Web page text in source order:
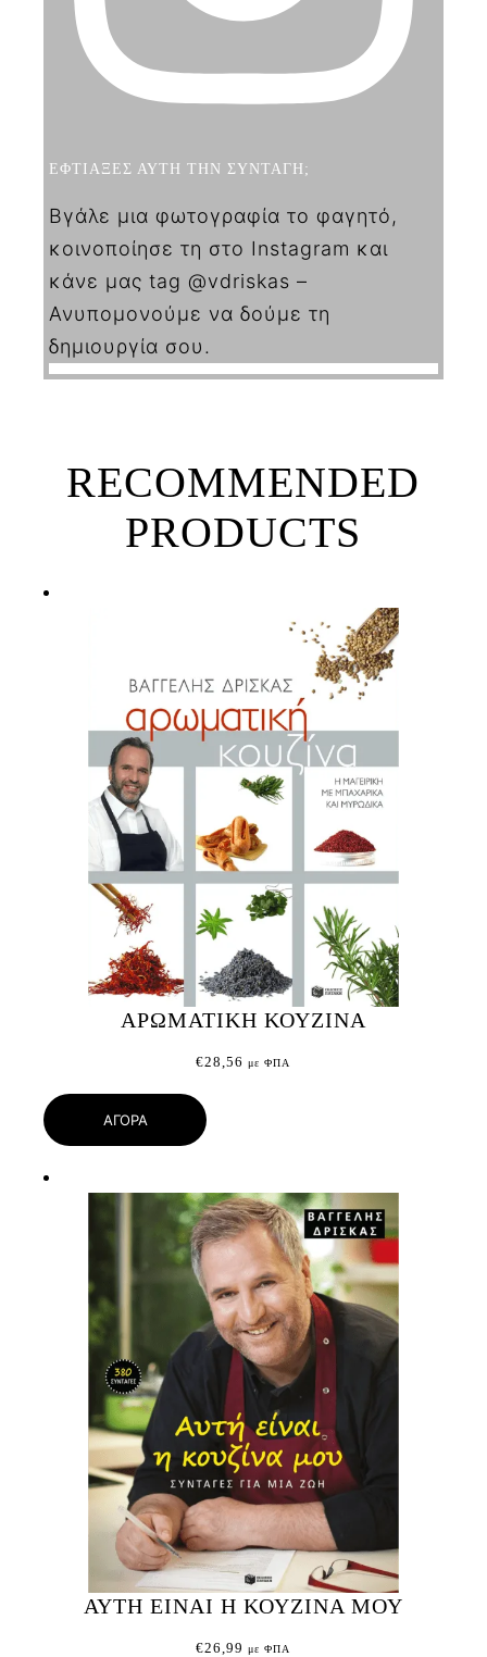
ΕΦΤΙΑΞΕΣ ΑΥΤΗ ΤΗΝ ΣΥΝΤΑΓΗ;
Βγάλε μια φωτογραφία το φαγητό,
κοινοποίησε τη στο Instagram και
κάνε μας tag @vdriskas –
Ανυπομονούμε να δούμε τη
δημιουργία σου.
RECOMMENDED
PRODUCTS
ΑΡΩΜΑΤΙΚΗ ΚΟΥΖΙΝΑ
€28,56 με ΦΠΑ
ΑΓΟΡΑ
ΑΥΤΗ ΕΙΝΑΙ Η ΚΟΥΖΙΝΑ ΜΟΥ
€26,99 με ΦΠΑ